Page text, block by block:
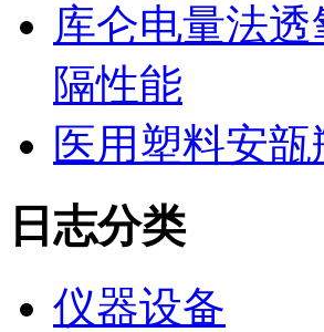
库仑电量法
隔性能
医用塑料安
日志分类
仪器设备